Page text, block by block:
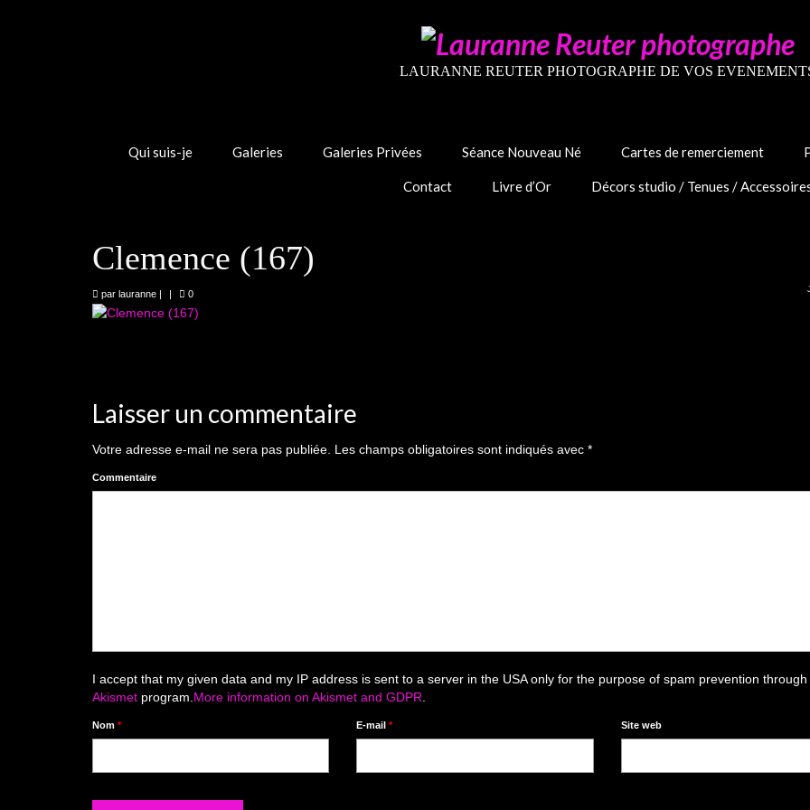
LAURANNE REUTER PHOTOGRAPHE DE VOS
Qui suis-je Galeries Galeries Privées Séance Nouveau Né Cartes de remerciement
Contact Livre d’Or Décors studio / Tenues /
Clemence (167)
par lauranne | | 0
Laisser un commentaire
Votre adresse e-mail ne sera pas publiée. Les champs obligatoires sont indiqués avec *
Commentaire
I accept that my given data and my IP address is sent to a server in the USA only for the purpose of spam prevention through
Akismet program. More information on Akismet and GDPR
Nom * E-mail* Site web